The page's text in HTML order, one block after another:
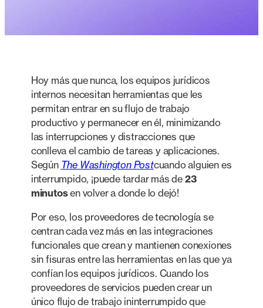
Hoy más que nunca, los equipos jurídicos
internos necesitan herramientas que les
permitan entrar en su flujo de trabajo
productivo y permanecer en él, minimizando
las interrupciones y distracciones que
conlleva el cambio de tareas y aplicaciones.
Según The Washington Postcuando alguien es
interrumpido, ¡puede tardar más de 23
minutosen volver a donde lo dejó!
Por eso, los proveedores de tecnología se
centran cada vez más en las integraciones
funcionales que crean y mantienen conexiones
sin fisuras entre las herramientas en las que ya
confían los equipos jurídicos. Cuando los
proveedores de servicios pueden crear un
único flujo de trabajo ininterrumpido que